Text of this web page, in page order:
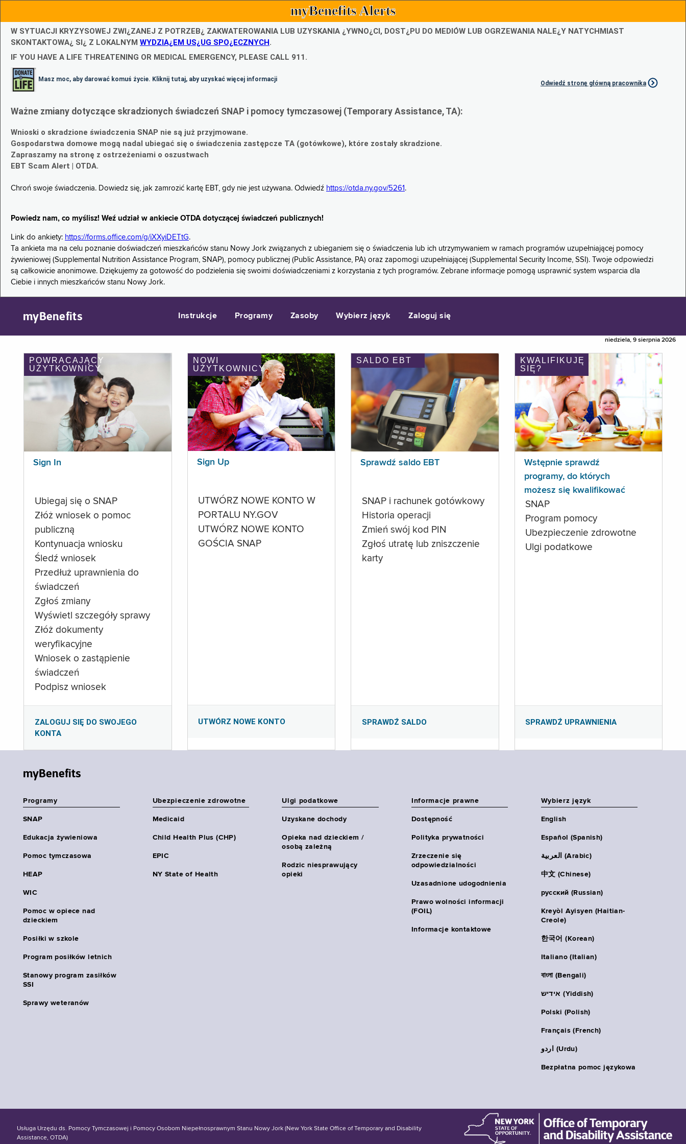
myBenefits Alerts
W SYTUACJI KRYZYSOWEJ ZWI¿ZANEJ Z POTRZEB¿ ZAKWATEROWANIA LUB UZYSKANIA ¿YWNO¿CI, DOST¿PU DO MEDIÓW LUB OGRZEWANIA NALE¿Y NATYCHMIAST
SKONTAKTOWA¿ SI¿ Z LOKALNYM WYDZIA¿EM US¿UG SPO¿ECZNYCH.
IF YOU HAVE A LIFE THREATENING OR MEDICAL EMERGENCY, PLEASE CALL 911.
Masz moc, aby darować komuś życie. Kliknij tutaj, aby uzyskać więcej informacji
Odwiedź stronę główną pracownika
Ważne zmiany dotyczące skradzionych świadczeń SNAP i pomocy tymczasowej (Temporary Assistance, TA):
Wnioski o skradzione świadczenia SNAP nie są już przyjmowane.
Gospodarstwa domowe mogą nadal ubiegać się o świadczenia zastępcze TA (gotówkowe), które zostały skradzione.
Zapraszamy na stronę z ostrzeżeniami o oszustwach
EBT Scam Alert | OTDA.
Chroń swoje świadczenia. Dowiedz się, jak zamrozić kartę EBT, gdy nie jest używana. Odwiedź https://otda.ny.gov/5261 .
Powiedz nam, co myślisz! Weź udział w ankiecie OTDA dotyczącej świadczeń publicznych!
Link do ankiety: https://forms.office.com/g/iXXyiDETtG.
Ta ankieta ma na celu poznanie doświadczeń mieszkańców stanu Nowy Jork związanych z ubieganiem się o świadczenia lub ich utrzymywaniem w ramach programów uzupełniającej pomocy
żywieniowej (Supplemental Nutrition Assistance Program, SNAP), pomocy publicznej (Public Assistance, PA) oraz zapomogi uzupełniającej (Supplemental Security Income, SSI). Twoje odpowiedzi
są całkowicie anonimowe. Dziękujemy za gotowość do podzielenia się swoimi doświadczeniami z korzystania z tych programów. Zebrane informacje pomogą usprawnić system wsparcia dla
Ciebie i innych mieszkańców stanu Nowy Jork.
myBenefits Instrukcje Programy Zasoby Wybierz język Zaloguj się
niedziela, 9 sierpnia 2026
POWRACAJĄCY
UŻYTKOWNICY
Sign In
Ubiegaj się o SNAP
Złóż wniosek o pomoc
publiczną
Kontynuacja wniosku
Śledź wniosek
Przedłuż uprawnienia do
świadczeń
Zgłoś zmiany
Wyświetl szczegóły sprawy
Złóż dokumenty
weryfikacyjne
Wniosek o zastąpienie
świadczeń
Podpisz wniosek
ZALOGUJ SIĘ DO SWOJEGO
KONTA
NOWI
UŻYTKOWNICY
Sign Up
UTWÓRZ NOWE KONTO W
PORTALU NY.GOV
UTWÓRZ NOWE KONTO
GOŚCIA SNAP
UTWÓRZ NOWE KONTO
SALDO EBT
Sprawdź saldo EBT
SNAP i rachunek gotówkowy
Historia operacji
Zmień swój kod PIN
Zgłoś utratę lub zniszczenie
karty
SPRAWDŹ SALDO
KWALIFIKUJĘ
SIĘ?
Wstępnie sprawdź
programy, do których
możesz się kwalifikować
SNAP
Program pomocy
Ubezpieczenie zdrowotne
Ulgi podatkowe
SPRAWDŹ UPRAWNIENIA
myBenefits
Programy
SNAP
Edukacja żywieniowa
Pomoc tymczasowa
HEAP
WIC
Pomoc w opiece nad
dzieckiem
Posiłki w szkole
Program posiłków letnich
Stanowy program zasiłków
SSI
Sprawy weteranów
Ubezpieczenie zdrowotne
Medicaid
Child Health Plus (CHP)
EPIC
NY State of Health
Ulgi podatkowe
Uzyskane dochody
Opieka nad dzieckiem /
osobą zależną
Rodzic niesprawujący
opieki
Informacje prawne
Dostępność
Polityka prywatności
Zrzeczenie się
odpowiedzialności
Uzasadnione udogodnienia
Prawo wolności informacji
(FOIL)
Informacje kontaktowe
Wybierz język
English
Español (Spanish)
العربية (Arabic)
中文 (Chinese)
русский (Russian)
Kreyòl Ayisyen (Haitian-
Creole)
한국어 (Korean)
Italiano (Italian)
বাংলা (Bengali)
אידיש (Yiddish)
Polski (Polish)
Français (French)
اردو (Urdu)
Bezpłatna pomoc językowa
Usługa Urzędu ds. Pomocy Tymczasowej i Pomocy Osobom Niepełnosprawnym Stanu Nowy Jork (New York State Office of Temporary and Disability
Assistance, OTDA)